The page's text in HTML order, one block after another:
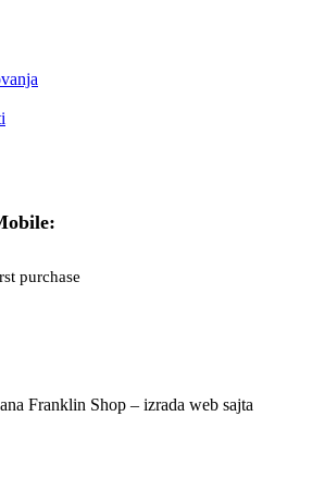
purchase
Franklin Shop – izrada web sajta